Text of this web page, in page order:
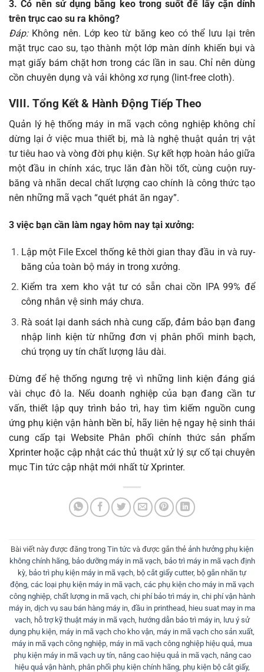
3. Có nên sử dụng băng keo trong suốt để lấy cặn dính
trên trục cao su ra không?
Đáp:Không nên. Lớp keo từ băng keo có thể lưu lại trên
mặt trục cao su, tạo thành một lớp màn dính khiến bụi và
mạt giấy bám chặt hơn trong các lần in sau. Chỉ nên dùng
cồn chuyên dụng và vải không xơ rụng (lint-free cloth).
VIII. Tổng Kết & Hành Động Tiếp Theo
Quản lý hệ thống máy in mã vạch công nghiệp không chỉ
dừng lại ở việc mua thiết bị, mà là nghệ thuật quản trị vật
tư tiêu hao và vòng đời phụ kiện. Sự kết hợp hoàn hảo giữa
một đầu in chính xác, trục lăn đàn hồi tốt, cùng cuộn ruy-
băng và nhãn decal chất lượng cao chính là công thức tạo
nên những mã vạch “quét phát ăn ngay”.
3 việc bạn cần làm ngay hôm nay tại xưởng:
Lập một File Excel thống kê thời gian thay đầu in và ruy-
băng của toàn bộ máy in trong xưởng.
Kiểm tra xem kho vật tư có sẵn chai cồn IPA 99% để
công nhân vệ sinh máy chưa.
Rà soát lại danh sách nhà cung cấp, đảm bảo bạn đang
nhập linh kiện từ những đơn vị phân phối minh bạch,
chú trọng uy tín chất lượng lâu dài.
Đừng để hệ thống ngưng trệ vì những linh kiện đáng giá
vài chục đô la. Nếu doanh nghiệp của bạn đang cần tư
vấn, thiết lập quy trình bảo trì, hay tìm kiếm nguồn cung
ứng phụ kiện vận hành bền bỉ, hãy liên hệ ngay hệ sinh thái
cung cấp tại Website Phân phối chính thức sản phẩm
Xprinterhoặc cập nhật các thủ thuật xử lý sự cố tại chuyên
mục Tin tức cập nhật mới nhất từ Xprinter.
Bài viết này được đăng trong Tin tức và được gắn thẻ ảnh hưởng phụ kiện
không chính hãng, bảo dưỡng máy in mã vạch, bảo trì máy in mã vạch định
kỳ bảo trì phụ kiện máy in mã vạch bộ cắt giấy cutter, bộ gắn nhãn tự
động các loại phụ kiện máy in mã vạch các phụ kiện cho máy in mã vạch
công nghiệp, chất lượng in mã vạch, chi phí bảo trì máy in, chi phí vận hành
máy in dịch vụ sau bán hàng máy in đầu in printhead hieu suat may in ma
vach, hỗ trợ kỹ thuật máy in mã vạch, hướng dẫn bảo trì máy in, lưu ý sử
dụng phụ kiện máy in mã vạch cho kho vận máy in mã vạch cho sản xuất
máy in mã vạch công nghiệp máy in mã vạch công nghiệp hiệu quả mua
phụ kiện máy in mã vạch uy tín, nâng cao hiệu quả in mã vạch, nâng cao
hiệu quả vận hành, phân phối phụ kiện chính hãng, phụ kiện bộ cắt giấy,